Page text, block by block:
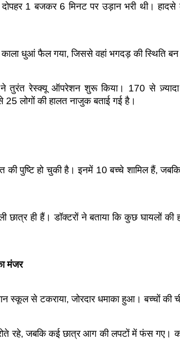
दोपहर 1 बजकर 6 मिनट पर उड़ान भरी थी।
धुआं फैल गया, जिससे वहां भगदड़ की स्थिति
तुरंत रेस्क्यू ऑपरेशन शुरू किया। 170 से
25 लोगों की हालत नाजुक बताई गई है।
पुष्टि हो चुकी है। इनमें 10 बच्चे शामिल हैं,
छात्र ही हैं। डॉक्टरों ने बताया कि कुछ घायलों
मंजर
स्कूल से टकराया, जोरदार धमाका हुआ। बच्चों
रहे, जबकि कई छात्र आग की लपटों में फंस गए।